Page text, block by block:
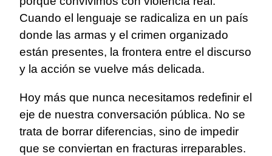
Cuando el lenguaje se radicaliza en un país
donde las armas y el crimen organizado
están presentes, la frontera entre el discurso
y la acción se vuelve más delicada.
Hoy más que nunca necesitamos redefinir el
eje de nuestra conversación pública. No se
trata de borrar diferencias, sino de impedir
que se conviertan en fracturas irreparables.